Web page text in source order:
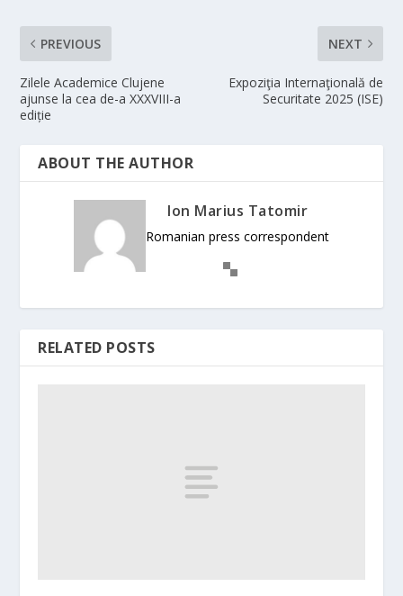
PREVIOUS
Zilele Academice Clujene
ajunse la cea de-a XXXVIII-a
ediție
NEXT
Expoziţia Internaţională de
Securitate 2025 (ISE)
ABOUT THE AUTHOR
Ion Marius Tatomir
Romanian press correspondent
RELATED POSTS